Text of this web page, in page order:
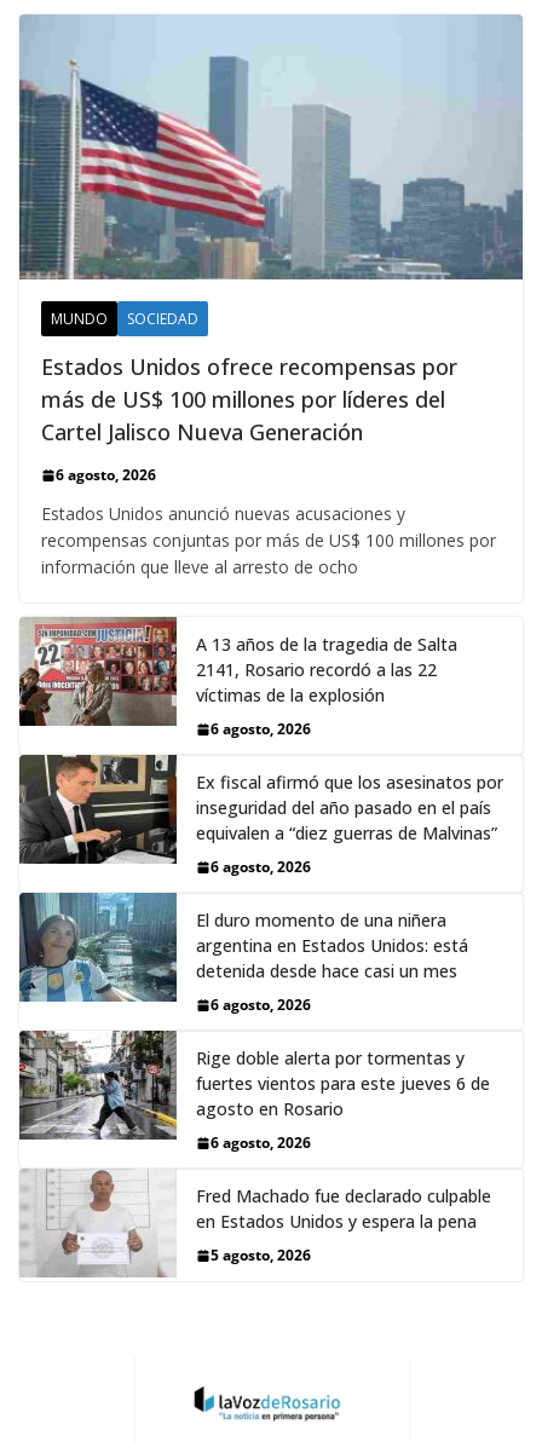
MUNDO SOCIEDAD
Estados Unidos ofrece recompensas por
más de US$ 100 millones por líderes del
Cartel Jalisco Nueva Generación
6 agosto, 2026
Estados Unidos anunció nuevas acusaciones y
recompensas conjuntas por más de US$ 100 millones por
información que lleve al arresto de ocho
A 13 años de la tragedia de Salta
2141, Rosario recordó a las 22
víctimas de la explosión
6 agosto, 2026
Ex fiscal afirmó que los asesinatos por
inseguridad del año pasado en el país
equivalen a “diez guerras de Malvinas”
6 agosto, 2026
El duro momento de una niñera
argentina en Estados Unidos: está
detenida desde hace casi un mes
6 agosto, 2026
Rige doble alerta por tormentas y
fuertes vientos para este jueves 6 de
agosto en Rosario
6 agosto, 2026
Fred Machado fue declarado culpable
en Estados Unidos y espera la pena
5 agosto, 2026